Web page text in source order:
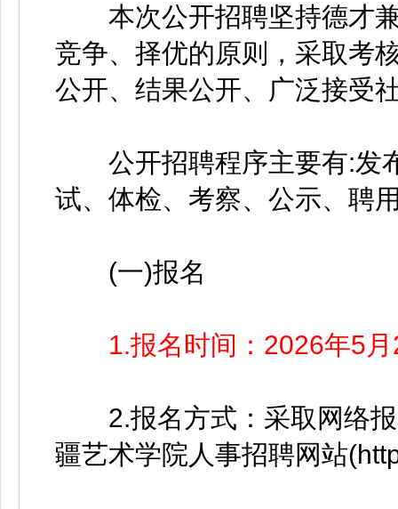
本次公开招聘坚持德才兼
竞争、择优的原则，采取考
公开、结果公开、广泛接受
公开招聘程序主要有:发
试、体检、考察、公示、聘
(一)报名
1.报名时间：2026年5
2.报名方式：采取网络报
疆艺术学院人事招聘网站